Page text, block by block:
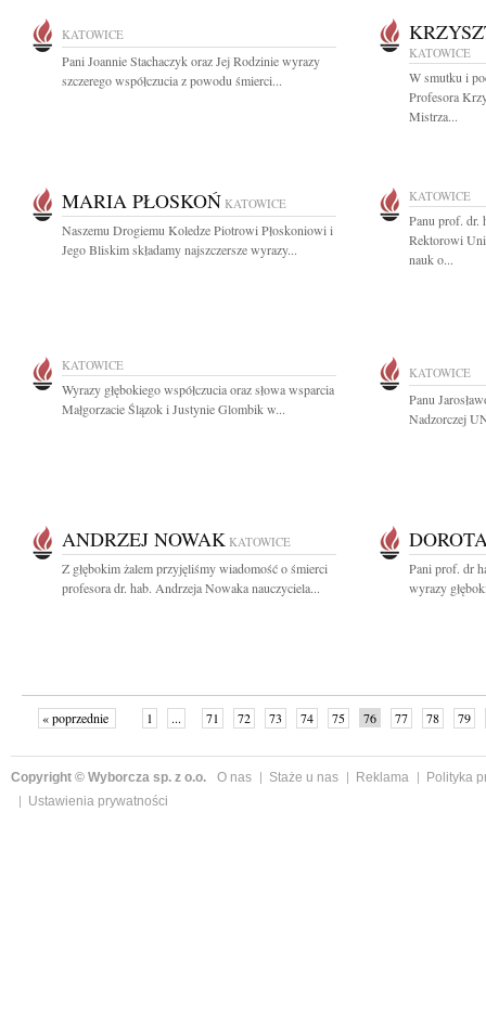
KATOWICE
Pani Joannie Stachaczyk oraz Jej Rodzinie wyrazy
szczerego współczucia z powodu śmierci...
KATOWICE
W smutku i
Profesora
Mistrza...
MARIA PŁOSKOŃ KATOWICE
Naszemu Drogiemu Koledze Piotrowi Płoskoniowi i
Jego Bliskim składamy najszczersze wyrazy...
KATOWICE
Panu prof.
Rektorowi
nauk o...
KATOWICE
Wyrazy głębokiego współczucia oraz słowa wsparcia
Małgorzacie Ślązok i Justynie Glombik w...
KATOWICE
Panu
Nadzorczej
ANDRZEJ NOWAK KATOWICE
Z głębokim żalem przyjęliśmy wiadomość o śmierci
profesora dr. hab. Andrzeja Nowaka nauczyciela...
Pani prof. dr
wyrazy
« poprzednie 1 ... 71 72 73 74 75 76 77 78
79
Copyright © Wyborcza sp. z o.o. O nas Staże u nas Reklama
Polityka
Ustawienia prywatności